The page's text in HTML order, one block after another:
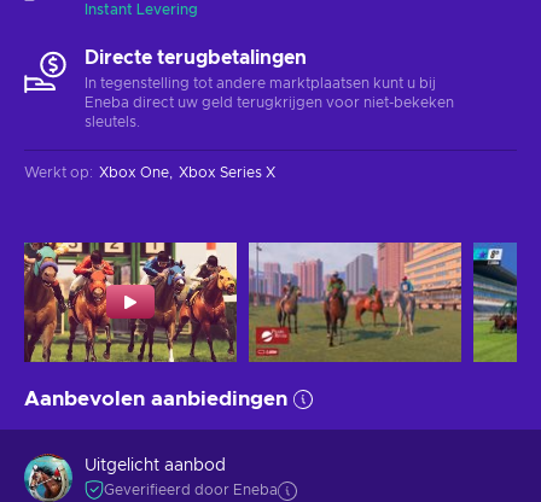
Instant Levering
Directe terugbetalingen
In tegenstelling tot andere marktplaatsen kunt u bij
Eneba direct uw geld terugkrijgen voor niet-bekeken
sleutels.
Werkt op: Xbox One Xbox Series X
Aanbevolen aanbiedingen
Uitgelicht aanbod
Geverifieerd door Eneba